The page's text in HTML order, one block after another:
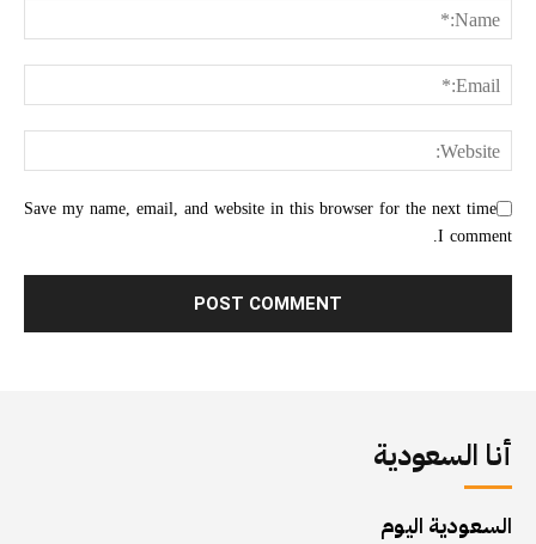
Save my name, email, and website in this browser for the next time
I comment.
أنا السعودية
السعودية اليوم